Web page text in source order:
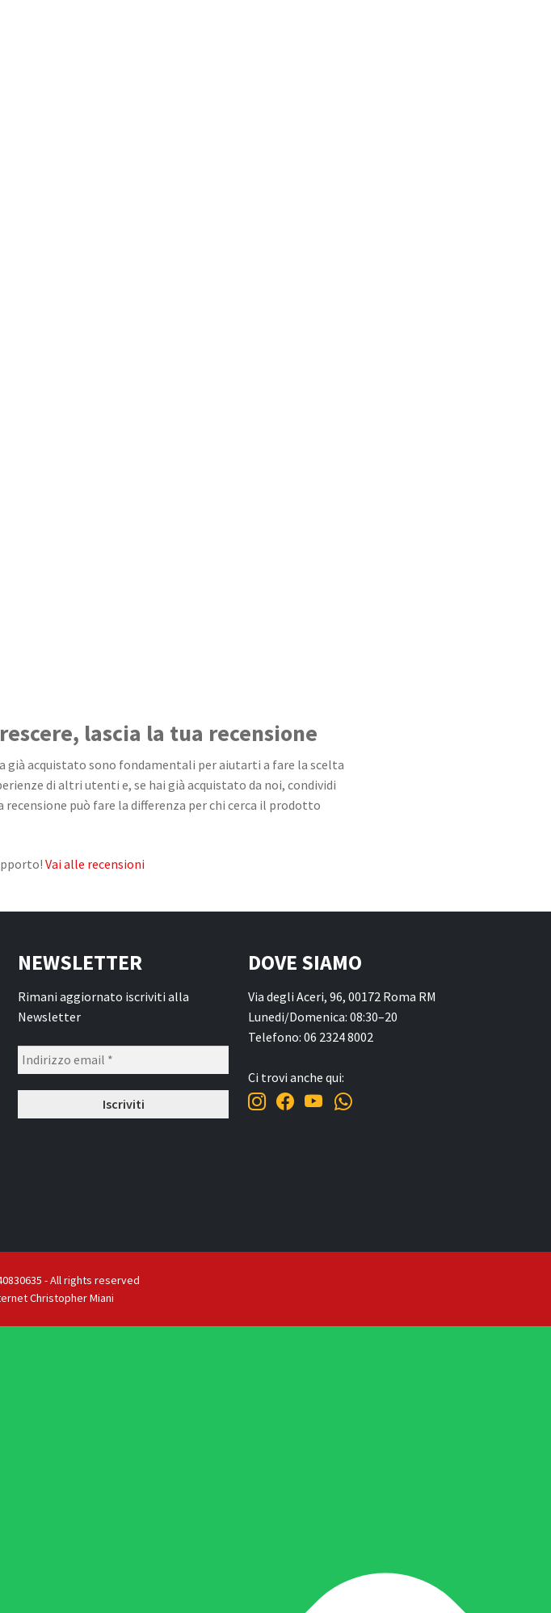
lascia la tua recensione
già acquistato sono fondamentali per aiutarti a fare la scelta
di altri utenti e, se hai già acquistato da noi, condividi
recensione può fare la differenza per chi cerca il prodotto
Vai alle recensioni
NEWSLETTER
Rimani aggiornato iscriviti alla
Newsletter
DOVE SIAMO
Via degli Aceri, 96, 00172 Roma RM
Lunedi/Domenica: 08:30–20
Telefono: 06 2324 8002
Ci trovi anche qui:
- All rights reserved
Christopher Miani